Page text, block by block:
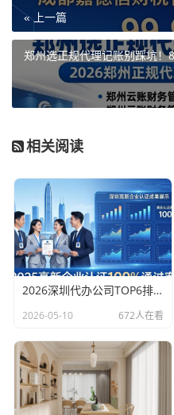
« 上一篇
郑州选正规代理记账别踩坑！
相关阅读
2026深圳代办公司TOP6排行：哪家注册财税口碑最好？
2026-05-10 672人在看